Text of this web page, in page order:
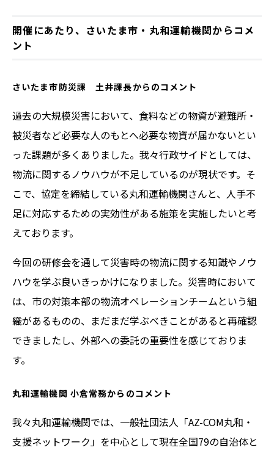
開催にあたり、さいたま市・丸和運輸機関からコメ
ント
さいたま市防災課 土井課長からのコメント
過去の大規模災害において、食料などの物資が避難所・
被災者など必要な人のもとへ必要な物資が届かないとい
った課題が多くありました。我々行政サイドとしては、
物流に関するノウハウが不足しているのが現状です。そ
こで、協定を締結している丸和運輸機関さんと、人手不
足に対応するための実効性がある施策を実施したいと考
えております。
今回の研修会を通して災害時の物流に関する知識やノウ
ハウを学ぶ良いきっかけになりました。災害時において
は、市の対策本部の物流オペレーションチームという組
織があるものの、まだまだ学ぶべきことがあると再確認
できましたし、外部への委託の重要性を感じておりま
す。
丸和運輸機関 小倉常務からのコメント
我々丸和運輸機関では、一般社団法人「AZ-COM丸和・
支援ネットワーク」を中心として現在全国79の自治体と